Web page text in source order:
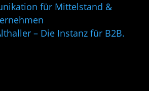
für Mittelstand &
– Die Instanz für B2B.